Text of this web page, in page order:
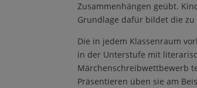
Zusammenhängen geübt.
Grundlage dafür bildet die zu
Die in jedem Klassenraum
in der Unterstufe mit
Märchenschreibwettbewerb
Präsentieren üben sie am